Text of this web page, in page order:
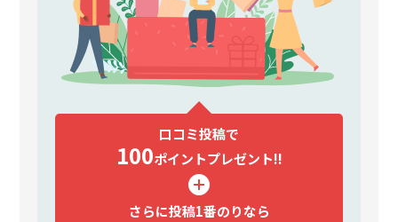
口コミ投稿で
100ポイントプレゼント!!
さらに投稿1番のりなら